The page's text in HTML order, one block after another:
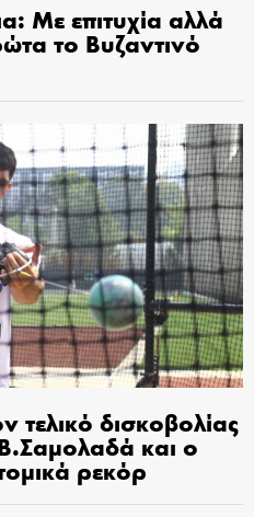
Με επιτυχία αλλά
το Βυζαντινό
δισκοβολίας
και ο
ρεκόρ